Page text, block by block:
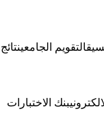
التقويم الجامعي
بنك الاختبارات